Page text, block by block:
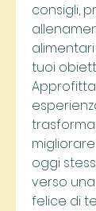
consigli,
tuoi
oggi
verso
felice di